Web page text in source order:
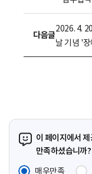
다음글
2026. 4.
날 기념 '
이 페이지에서
만족하셨습니까?
매우만족